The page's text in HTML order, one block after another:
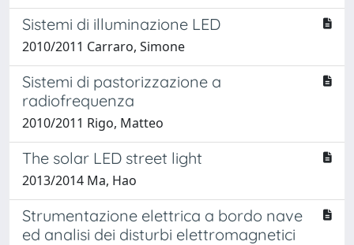
Sistemi di illuminazione LED
2010/2011 Carraro, Simone
Sistemi di pastorizzazione a
radiofrequenza
2010/2011 Rigo, Matteo
The solar LED street light
2013/2014 Ma, Hao
Strumentazione elettrica a bordo nave
ed analisi dei disturbi elettromagnetici